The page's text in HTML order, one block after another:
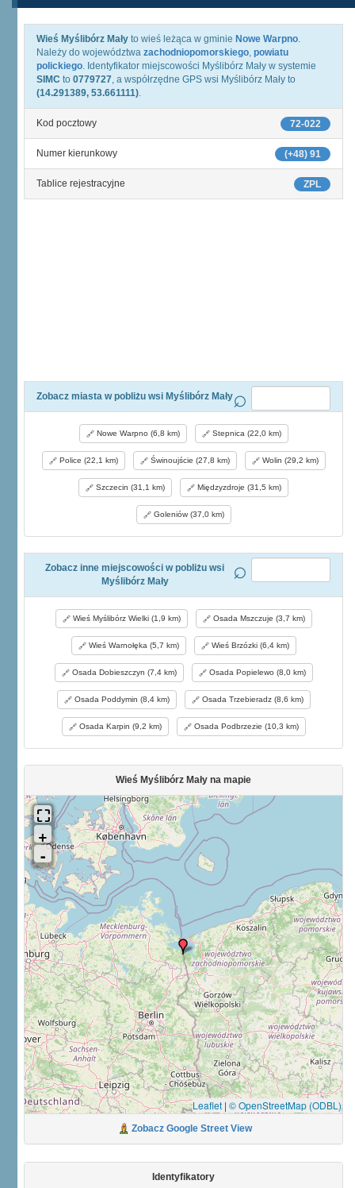
Wieś Myślibórz Mały to wieś leżąca w gminie Nowe Warpno.
Należy do województwa zachodniopomorskiego, powiatu
polickiego. Identyfikator miejscowości Myślibórz Mały w systemie
SIMC to 0779727, a współrzędne GPS wsi Myślibórz Mały to
(14.291389, 53.661111).
72-022
Kod pocztowy
(+48) 91
Numer kierunkowy
ZPL
Tablice rejestracyjne
Zobacz miasta w pobliżu wsi Myślibórz Mały
Nowe Warpno (6,8 km) Stepnica (22,0 km)
Police (22,1 km) Świnoujście (27,8 km) Wolin (29,2 km)
Szczecin (31,1 km) Międzyzdroje (31,5 km)
Goleniów (37,0 km)
Zobacz inne miejscowości w pobliżu wsi
Myślibórz Mały
Wieś Myślibórz Wielki (1,9 km) Osada Mszczuje (3,7 km)
Wieś Warnołęka (5,7 km) Wieś Brzózki (6,4 km)
Osada Dobieszczyn (7,4 km) Osada Popielewo (8,0 km)
Osada Poddymin (8,4 km) Osada Trzebieradz (8,6 km)
Osada Karpin (9,2 km) Osada Podbrzezie (10,3 km)
Wieś Myślibórz Mały na mapie
Leaflet | © OpenStreetMap (ODBL)
Zobacz Google Street View
Identyfikatory